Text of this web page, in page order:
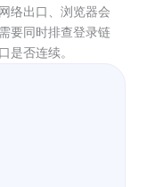
络出口、浏览器会
要同时排查登录链
是否连续。